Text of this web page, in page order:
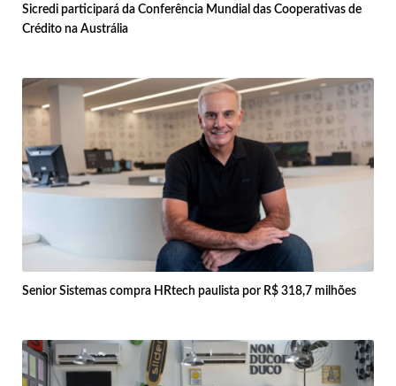
Sicredi participará da Conferência Mundial das Cooperativas de
Crédito na Austrália
Senior Sistemas compra HRtech paulista por R$ 318,7 milhões